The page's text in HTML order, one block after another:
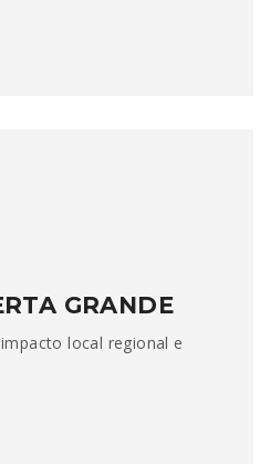
GRANDE
local regional e